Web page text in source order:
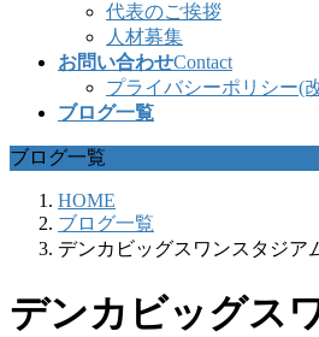
代表のご挨拶
人材募集
お問い合わせContact
プライバシーポリシー(
ブログ一覧
ブログ一覧
HOME
ブログ一覧
デンカビッグスワンスタジア
デンカビッグス